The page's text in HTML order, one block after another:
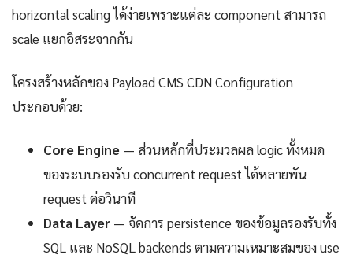
horizontal scaling ได้ง่ายเพราะแต่ละ component สามารถ
scale แยกอิสระจากกัน
โครงสร้างหลักของ Payload CMS CDN Configuration
ประกอบด้วย:
Core Engine — ส่วนหลักที่ประมวลผล logic ทั้งหมด
ของระบบรองรับ concurrent request ได้หลายพัน
request ต่อวินาที
Data Layer — จัดการ persistence ของข้อมูลรองรับทั้ง
SQL และ NoSQL backends ตามความเหมาะสมของ use